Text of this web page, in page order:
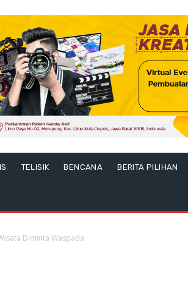
TELISIK BENCANA BERITA PILIHAN
Diminta Waspada